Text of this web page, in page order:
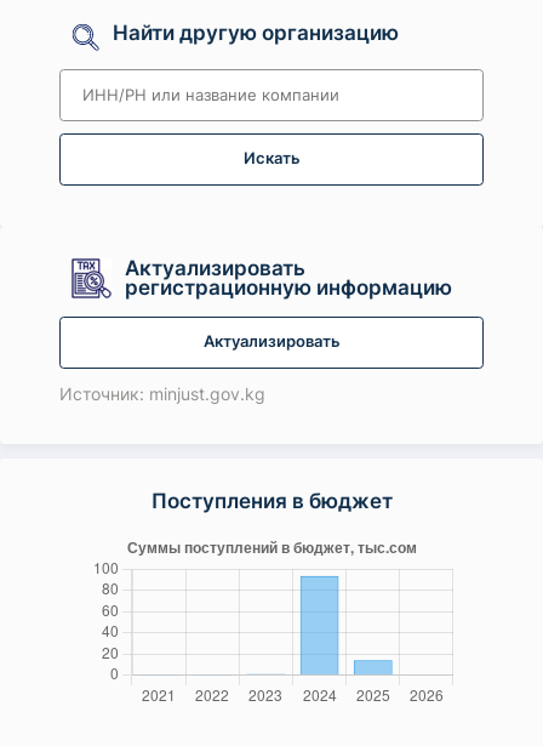
Найти другую организацию
Искать
Актуализировать
регистрационную информацию
Актуализировать
Источник: minjust.gov.kg
Поступления в бюджет